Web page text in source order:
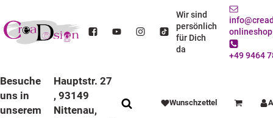
Wir sind
persönlich
für Dich
da
+49 9464
Besuche
uns in
unserem
Hauptstr. 27
, 93149
Nittenau,
Wunschzettel Warenkorb
KINDER WANDUHR LAUFRUHIG MIT BUNTEN RAHMEN MARIENKÄFER